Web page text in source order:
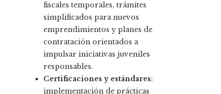
fiscales temporales, trámites
simplificados para nuevos
emprendimientos y planes de
contratación orientados a
impulsar iniciativas juveniles
responsables.
Certificaciones y estándares:
implementación de prácticas